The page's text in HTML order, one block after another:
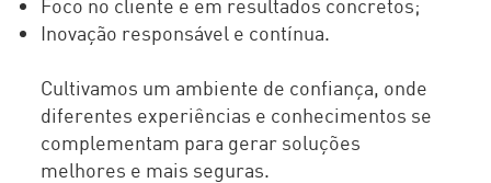
Foco no cliente e em resultados concretos;
Inovação responsável e contínua.
Cultivamos um ambiente de confiança, onde
diferentes experiências e conhecimentos se
complementam para gerar soluções
melhores e mais seguras.